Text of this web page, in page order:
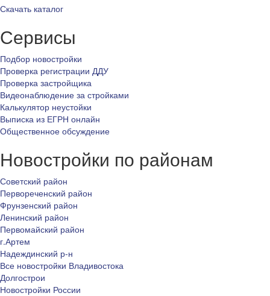
Скачать каталог
Сервисы
Подбор новостройки
Проверка регистрации ДДУ
Проверка застройщика
Видеонаблюдение за стройками
Калькулятор неустойки
Выписка из ЕГРН онлайн
Общественное обсуждение
Новостройки по районам
Советский район
Первореченский район
Фрунзенский район
Ленинский район
Первомайский район
г.Артем
Надеждинский р-н
Все новостройки Владивостока
Долгострои
Новостройки России